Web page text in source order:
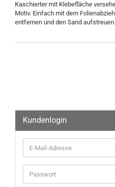
Kaschierter mit Klebefläche
Motiv. Einfach mit dem
entfernen und den Sand aufstreuen.
Kundenlogin